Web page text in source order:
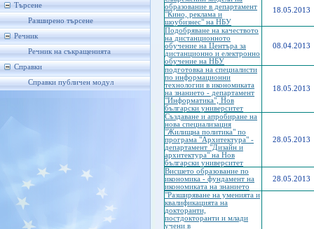
Търсене
Разширено търсене
Речник
Речник на съкращенията
Справки
Справки публичен модул
образование в департамент
"Кино, реклама и
шоубизнес" на НБУ
18.05.2013
Подобряване на качеството
на дистанционното
обучение на Центъра за
дистанционно и електронно
обучение на НБУ
08.04.2013
подготовка на специалисти
по информационни
технологии в икономиката
на знанието - департамент
"Информатика", Нов
български университет
18.05.2013
Създаване и апробиране на
нова специализация
"Жилищна политика" по
програма "Архитектура" -
департамент "Дизайн и
архитектура" на Нов
български университет
28.05.2013
Висшето образование по
икономика - фундамент на
икономиката на знанието
28.05.2013
"Разширяване на уменията и
квалификацията на
докторанти,
постдокторанти и млади
учени в